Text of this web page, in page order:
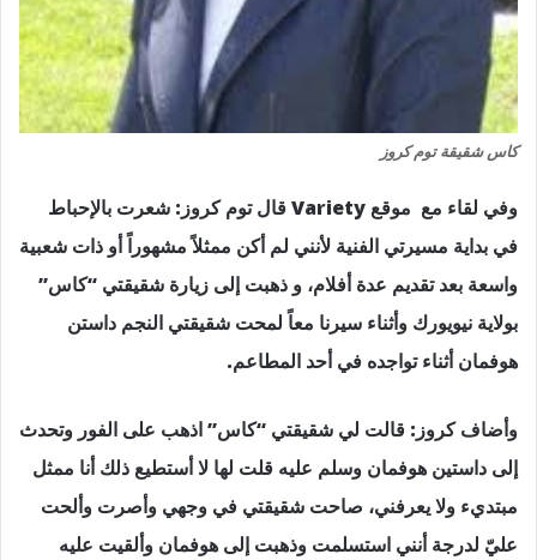
كاس شقيقة توم كروز
وفي لقاء مع موقع Variety قال توم كروز: شعرت بالإحباط
في بداية مسيرتي الفنية لأنني لم أكن ممثلاً مشهوراً أو ذات شعبية
واسعة بعد تقديم عدة أفلام، و ذهبت إلى زيارة شقيقتي “كاس”
بولاية نيويورك وأثناء سيرنا معاً لمحت شقيقتي النجم داستن
هوفمان أثناء تواجده في أحد المطاعم.
وأضاف كروز: قالت لي شقيقتي “كاس” اذهب على الفور وتحدث
إلى داستين هوفمان وسلم عليه قلت لها لا أستطيع ذلك أنا ممثل
مبتديء ولا يعرفني، صاحت شقيقتي في وجهي وأصرت وألحت
عليّ لدرجة أنني استسلمت وذهبت إلى هوفمان وألقيت عليه